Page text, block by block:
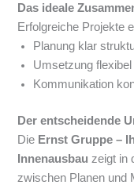
Das ideale
Erfolgreiche Projekte
Planung klar
Umsetzung flexibel
Kommunikation
Der entscheidende
Die Ernst Gruppe –
Innenausbau zeigt in
zwischen Planen und